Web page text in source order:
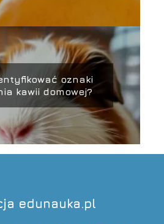
oznaki
kawii domowej?
edunauka.pl